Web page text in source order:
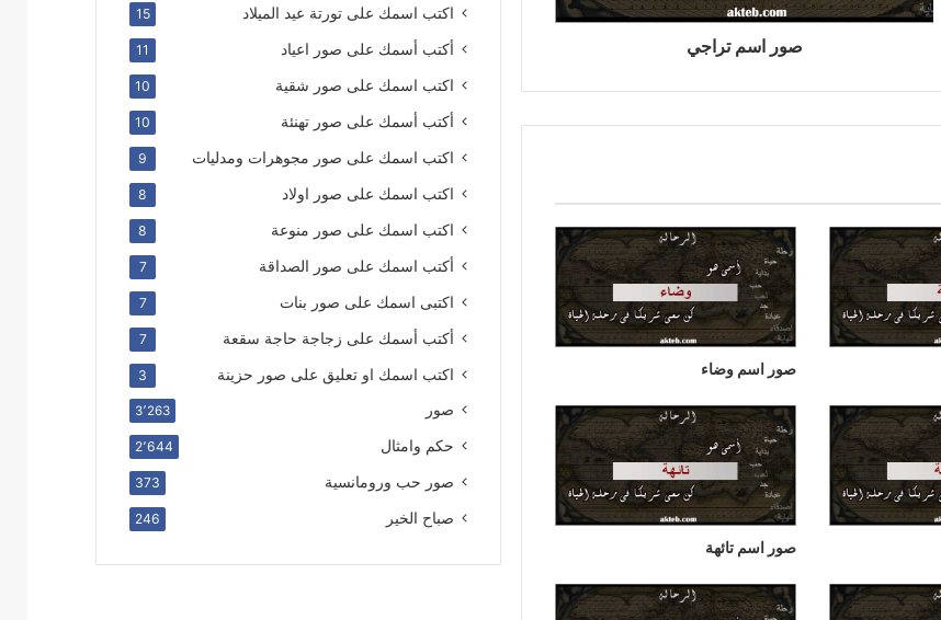
صور اسم تراجي
صور اسم وضاء
صور اسم تائهة
اكتب اسمك على تورتة عيد الميلاد 15
أكتب أسمك على صور اعياد 11
اكتب اسمك على صور شقية 10
أكتب أسمك على صور تهنئة 10
اكتب اسمك على صور مجوهرات ومدليات 9
اكتب اسمك على صور اولاد 8
اكتب اسمك على صور منوعة 8
أكتب اسمك على صور الصداقة 7
اكتبى اسمك على صور بنات 7
أكتب أسمك على زجاجة حاجة سقعة 7
اكتب اسمك او تعليق على صور حزينة 3
صور 3٬263
حكم وامثال 2٬644
صور حب ورومانسية 373
صباح الخير 246